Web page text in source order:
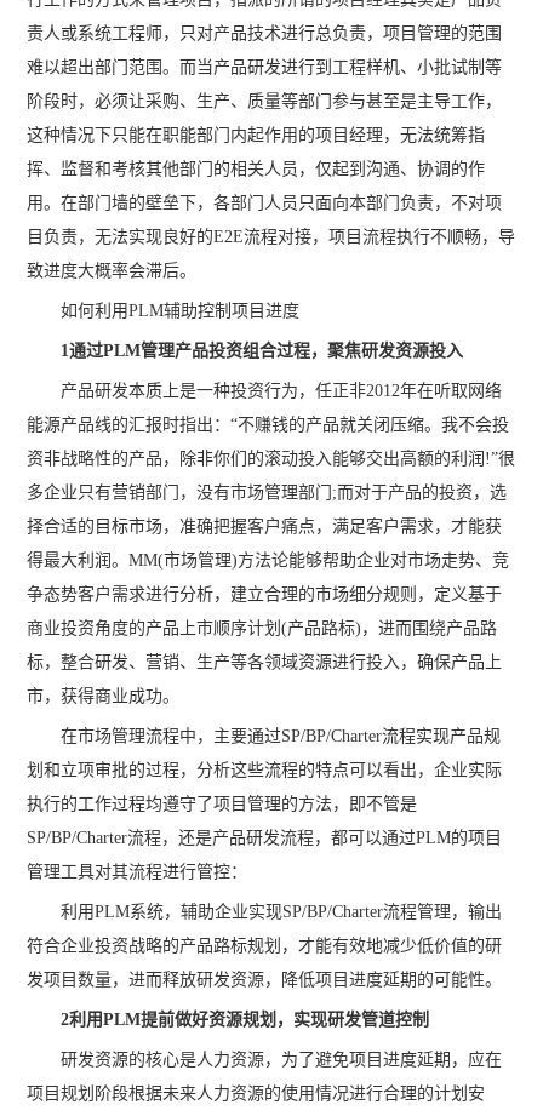
责人或系统工程师，只对产品技术进行总负责，项目管理的范围
难以超出部门范围。而当产品研发进行到工程样机、小批试制等
阶段时，必须让采购、生产、质量等部门参与甚至是主导工作，
这种情况下只能在职能部门内起作用的项目经理，无法统筹指
挥、监督和考核其他部门的相关人员，仅起到沟通、协调的作
用。在部门墙的壁垒下，各部门人员只面向本部门负责，不对项
目负责，无法实现良好的E2E流程对接，项目流程执行不顺畅，导
致进度大概率会滞后。
如何利用PLM辅助控制项目进度
1通过PLM管理产品投资组合过程，聚焦研发资源投入
产品研发本质上是一种投资行为，任正非2012年在听取网络
能源产品线的汇报时指出：“不赚钱的产品就关闭压缩。我不会投
资非战略性的产品，除非你们的滚动投入能够交出高额的利润!”很
多企业只有营销部门，没有市场管理部门;而对于产品的投资，选
择合适的目标市场，准确把握客户痛点，满足客户需求，才能获
得最大利润。MM(市场管理)方法论能够帮助企业对市场走势、竞
争态势客户需求进行分析，建立合理的市场细分规则，定义基于
商业投资角度的产品上市顺序计划(产品路标)，进而围绕产品路
标，整合研发、营销、生产等各领域资源进行投入，确保产品上
市，获得商业成功。
在市场管理流程中，主要通过SP/BP/Charter流程实现产品规
划和立项审批的过程，分析这些流程的特点可以看出，企业实际
执行的工作过程均遵守了项目管理的方法，即不管是
SP/BP/Charter流程，还是产品研发流程，都可以通过PLM的项目
管理工具对其流程进行管控：
利用PLM系统，辅助企业实现SP/BP/Charter流程管理，输出
符合企业投资战略的产品路标规划，才能有效地减少低价值的研
发项目数量，进而释放研发资源，降低项目进度延期的可能性。
2利用PLM提前做好资源规划，实现研发管道控制
研发资源的核心是人力资源，为了避免项目进度延期，应在
项目规划阶段根据未来人力资源的使用情况进行合理的计划安